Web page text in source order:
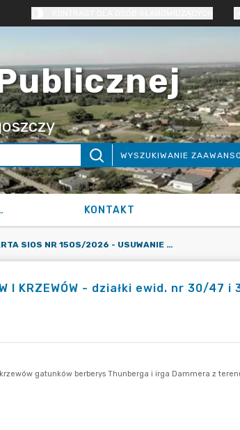
WYSZUKIWANIE
KONTAKT
KARTA SIOS NR 15OS/2026 - USUWANIE DRZEW I KRZEWÓW - DZIAŁKI EWID. NR 30/47 I 30/49, OBRĘB EWID. NIEMCZ, GMINA OSIELSKO (DECYZJA)
I KRZEWÓW - działki ewid. nr 30/47